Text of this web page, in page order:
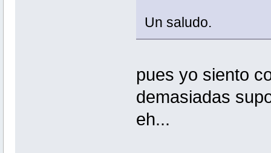
Un saludo.
pues yo siento
demasiadas
eh...